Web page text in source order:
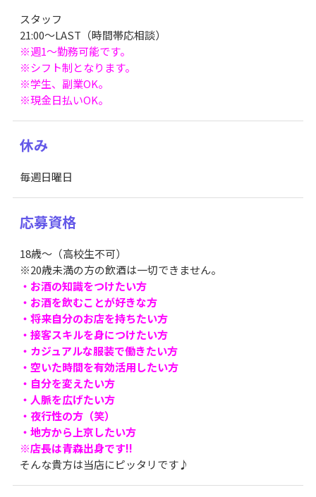
スタッフ
21:00〜LAST（時間帯応相談）
※週1〜勤務可能です。
※シフト制となります。
※学生、副業OK。
※現金日払いOK。
休み
毎週日曜日
応募資格
18歳～（高校生不可）
※20歳未満の方の飲酒は一切できません。
・お酒の知識をつけたい方
・お酒を飲むことが好きな方
・将来自分のお店を持ちたい方
・接客スキルを身につけたい方
・カジュアルな服装で働きたい方
・空いた時間を有効活用したい方
・自分を変えたい方
・人脈を広げたい方
・夜行性の方（笑）
・地方から上京したい方
※店長は青森出身です!!
そんな貴方は当店にピッタリです♪